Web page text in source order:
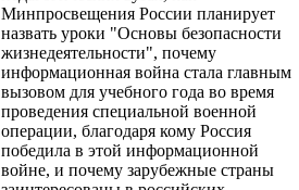
Минпросвещения России планирует
назвать уроки "Основы безопасности
жизнедеятельности", почему
информационная война стала главным
вызовом для учебного года во время
проведения специальной военной
операции, благодаря кому Россия
победила в этой информационной
войне, и почему зарубежные страны